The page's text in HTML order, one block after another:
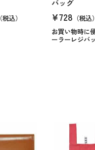
（税込）
バッグ
¥728 （税込
お買い物時に
ーラーレジバ